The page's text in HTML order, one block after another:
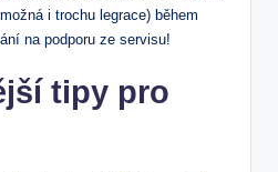
i trochu legrace) během
na podporu ze servisu!
tipy pro